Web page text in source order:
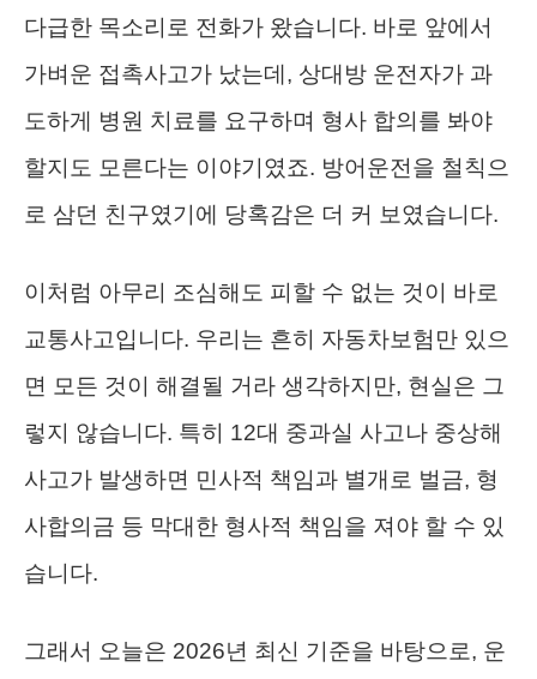
다급한 목소리로 전화가 왔습니다. 바로 앞에서
가벼운 접촉사고가 났는데, 상대방 운전자가 과
도하게 병원 치료를 요구하며 형사 합의를 봐야
할지도 모른다는 이야기였죠. 방어운전을 철칙으
로 삼던 친구였기에 당혹감은 더 커 보였습니다.
이처럼 아무리 조심해도 피할 수 없는 것이 바로
교통사고입니다. 우리는 흔히 자동차보험만 있으
면 모든 것이 해결될 거라 생각하지만, 현실은 그
렇지 않습니다. 특히 12대 중과실 사고나 중상해
사고가 발생하면 민사적 책임과 별개로 벌금, 형
사합의금 등 막대한 형사적 책임을 져야 할 수 있
습니다.
그래서 오늘은 2026년 최신 기준을 바탕으로, 운